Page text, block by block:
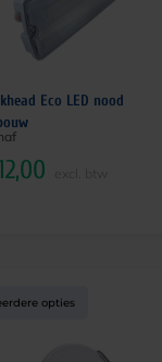
Eco LED nood
opties